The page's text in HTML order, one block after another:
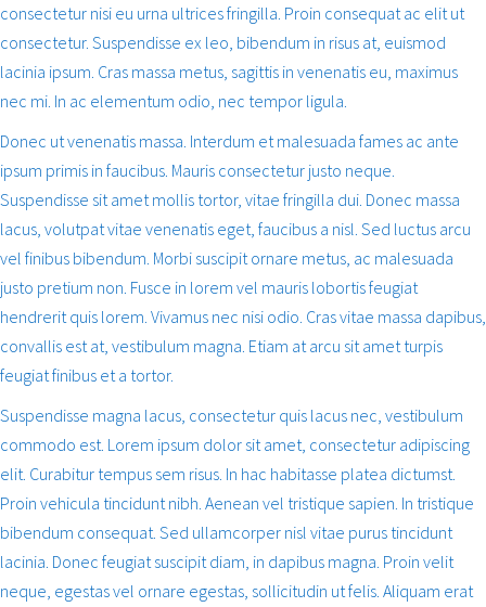
consectetur nisi eu urna ultrices fringilla. Proin consequat ac elit ut
consectetur. Suspendisse ex leo, bibendum in risus at, euismod
lacinia ipsum. Cras massa metus, sagittis in venenatis eu, maximus
nec mi. In ac elementum odio, nec tempor ligula.
Donec ut venenatis massa. Interdum et malesuada fames ac ante
ipsum primis in faucibus. Mauris consectetur justo neque.
Suspendisse sit amet mollis tortor, vitae fringilla dui. Donec massa
lacus, volutpat vitae venenatis eget, faucibus a nisl. Sed luctus arcu
vel finibus bibendum. Morbi suscipit ornare metus, ac malesuada
justo pretium non. Fusce in lorem vel mauris lobortis feugiat
hendrerit quis lorem. Vivamus nec nisi odio. Cras vitae massa dapibus,
convallis est at, vestibulum magna. Etiam at arcu sit amet turpis
feugiat finibus et a tortor.
Suspendisse magna lacus, consectetur quis lacus nec, vestibulum
commodo est. Lorem ipsum dolor sit amet, consectetur adipiscing
elit. Curabitur tempus sem risus. In hac habitasse platea dictumst.
Proin vehicula tincidunt nibh. Aenean vel tristique sapien. In tristique
bibendum consequat. Sed ullamcorper nisl vitae purus tincidunt
lacinia. Donec feugiat suscipit diam, in dapibus magna. Proin velit
neque, egestas vel ornare egestas, sollicitudin ut felis. Aliquam erat